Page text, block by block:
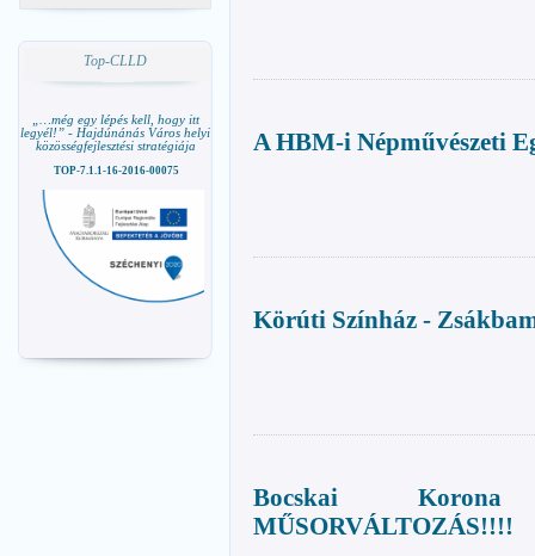
Top-CLLD
„…még egy lépés kell, hogy itt
legyél!” - Hajdúnánás Város helyi
közösségfejlesztési stratégiája
TOP-7.1.1-16-2016-00075
A HBM-i Népművészeti
Körúti Színház -
Bocskai Korona
MŰSORVÁLTOZÁS!!!!